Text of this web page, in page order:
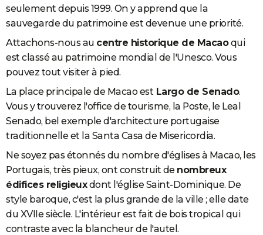
seulement depuis 1999. On y apprend que la
sauvegarde du patrimoine est devenue une priorité.
Attachons-nous au centre historique de Macaoqui
est classé au patrimoine mondial de l'Unesco. Vous
pouvez tout visiter à pied.
La place principale de Macao est Largo de Senado.
Vous y trouverez l'office de tourisme, la Poste, le Leal
Senado, bel exemple d'architecture portugaise
traditionnelle et la Santa Casa de Misericordia.
Ne soyez pas étonnés du nombre d'églises à Macao, les
Portugais, très pieux, ont construit de nombreux
édifices religieuxdont l'église Saint-Dominique. De
style baroque, c'est la plus grande de la ville ; elle date
du XVIIe siècle. L'intérieur est fait de bois tropical qui
contraste avec la blancheur de l'autel.